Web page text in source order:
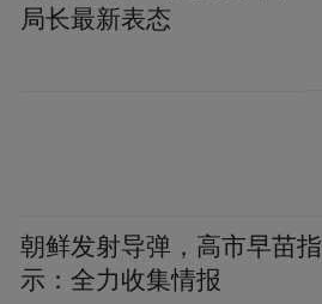
局长最新表态
朝鲜发射导弹，高市早苗指
示：全力收集情报